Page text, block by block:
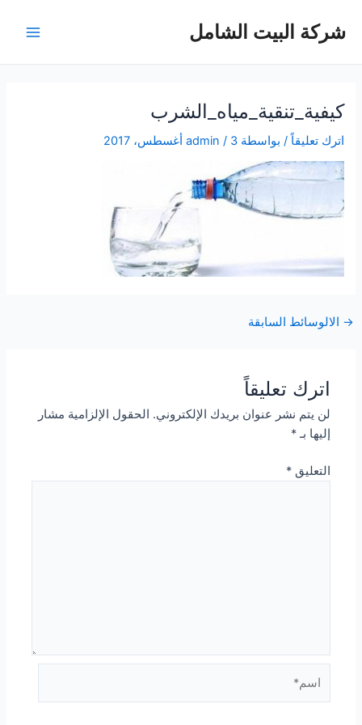
المحتوى
شركة البيت الشامل
كيفية_تنقية_مياه_الشرب
اترك تعليقاً / بواسطة admin / 3 أغسطس، 2017
Post
→ الالوسائط السابقة
اترك تعليقاً
لن يتم نشر عنوان بريدك الإلكتروني. الحقول الإلزامية مشار
إليها بـ*
التعليق*